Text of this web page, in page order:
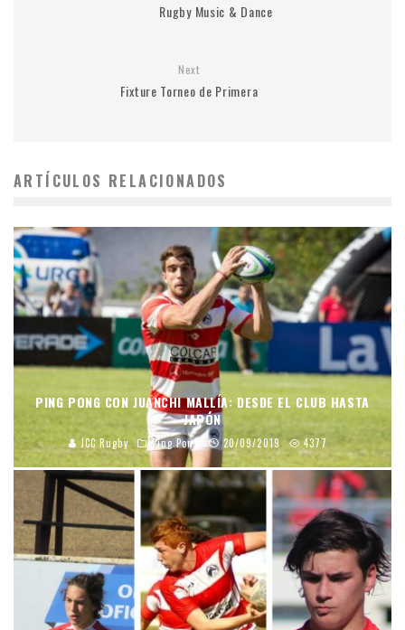
Rugby Music & Dance
Next
Fixture Torneo de Primera
ARTÍCULOS RELACIONADOS
PING PONG CON JUANCHI MALLÍA: DESDE EL CLUB HASTA
JAPÓN
JCC Rugby Ping Pong 20/09/2019 4377